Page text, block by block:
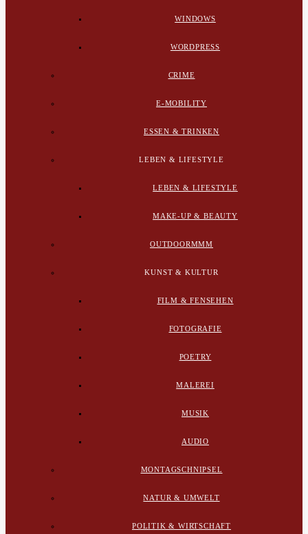
WINDOWS
WORDPRESS
CRIME
E-MOBILITY
ESSEN & TRINKEN
LEBEN & LIFESTYLE
LEBEN & LIFESTYLE
MAKE-UP & BEAUTY
OUTDOORMMM
KUNST & KULTUR
FILM & FENSEHEN
FOTOGRAFIE
POETRY
MALEREI
MUSIK
AUDIO
MONTAGSCHNIPSEL
NATUR & UMWELT
POLITIK & WIRTSCHAFT